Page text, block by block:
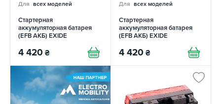
Для всех моделей
Стартерная
аккумуляторная батарея
(EFB АКБ) EXIDE
4 420 ₴
Для всех моделей
Стартерная
аккумуляторная батарея
(EFB АКБ) EXIDE
4 420 ₴